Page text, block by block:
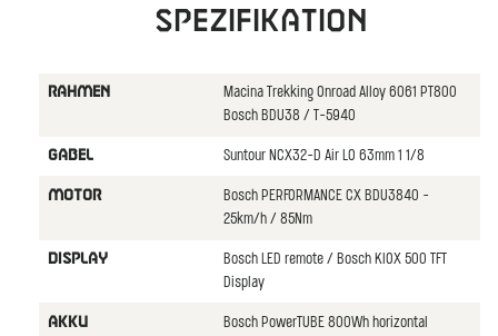
Spezifikation
RAHMEN
Macina Trekking Onroad Alloy 6061 PT800
Bosch BDU38 / T-5940
GABEL Suntour NCX32-D Air LO 63mm 1 1/8
MOTOR
Bosch PERFORMANCE CX BDU3840 -
25km/h / 85Nm
DISPLAY
Bosch LED remote / Bosch KIOX 500 TFT
Display
AKKU Bosch PowerTUBE 800Wh horizontal